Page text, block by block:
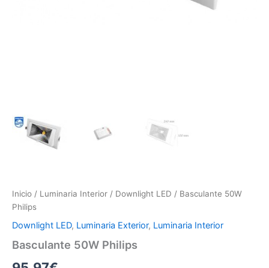
Inicio / Luminaria Interior / Downlight LED / Basculante 50W
Philips
Downlight LED, Luminaria Exterior, Luminaria Interior
Basculante 50W Philips